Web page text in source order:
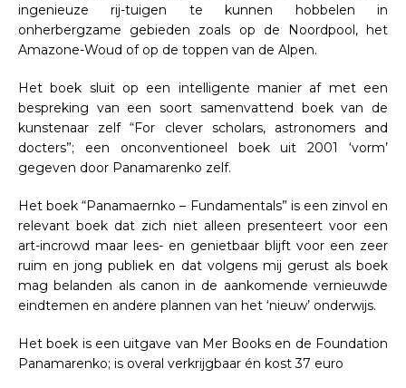
ingenieuze rij-tuigen te kunnen hobbelen in
onherbergzame gebieden zoals op de Noordpool, het
Amazone-Woud of op de toppen van de Alpen.
Het boek sluit op een intelligente manier af met een
bespreking van een soort samenvattend boek van de
kunstenaar zelf “For clever scholars, astronomers and
docters”; een onconventioneel boek uit 2001 ‘vorm’
gegeven door Panamarenko zelf.
Het boek “Panamaernko – Fundamentals” is een zinvol en
relevant boek dat zich niet alleen presenteert voor een
art-incrowd maar lees- en genietbaar blijft voor een zeer
ruim en jong publiek en dat volgens mij gerust als boek
mag belanden als canon in de aankomende vernieuwde
eindtemen en andere plannen van het ‘nieuw’ onderwijs.
Het boek is een uitgave van Mer Books en de Foundation
Panamarenko; is overal verkrijgbaar én kost 37 euro